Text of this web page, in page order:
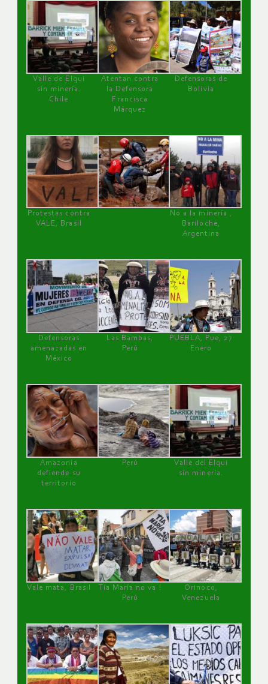
Valle de Elqui
sin minería.
Chile
Atentan contra
la Defensora
Francisca
Márquez
Defensoras de
Bolivia
Protestas contra
VALE, Brasil
No a la minería ,
Bariloche,
Argentina
Defensoras
amenazadas en
México
Las Bambas,
Perú
PUEBLA, Pue, 27
Enero
Amazonía
defiende su
territorio
Perú
Valle del Elqui
sin minería.
Vale mata, Brasil
Tía María no va !
Perú
Orinoco,
Venezuela